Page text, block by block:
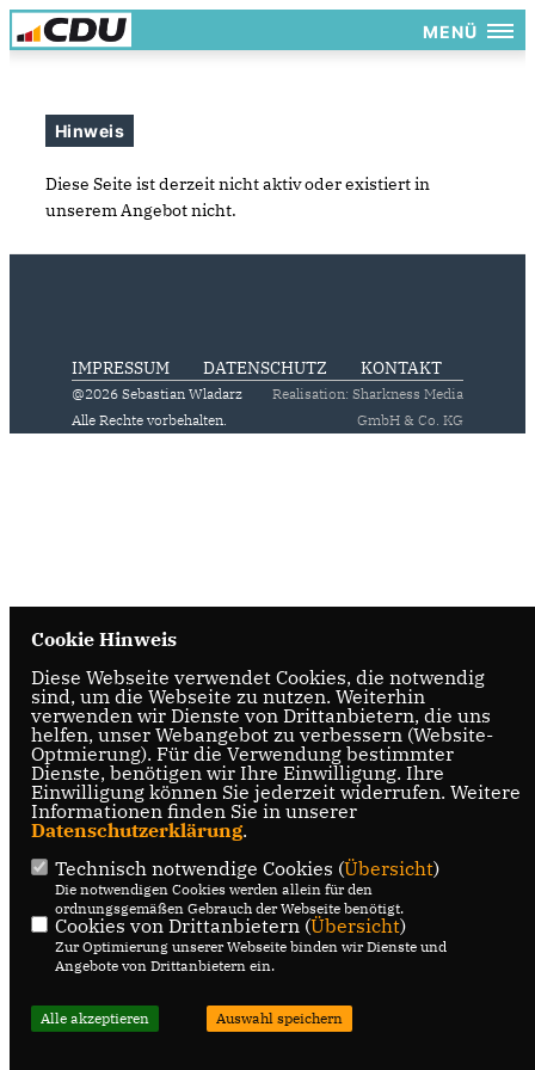
MENÜ
Hinweis
Diese Seite ist derzeit nicht aktiv oder existiert in
unserem Angebot nicht.
IMPRESSUM DATENSCHUTZ KONTAKT
@2026 Sebastian Wladarz
Alle Rechte vorbehalten.
Realisation: Sharkness Media
GmbH & Co. KG
Cookie Hinweis
Diese Webseite verwendet Cookies, die notwendig
sind, um die Webseite zu nutzen. Weiterhin
verwenden wir Dienste von Drittanbietern, die uns
helfen, unser Webangebot zu verbessern (Website-
Optmierung). Für die Verwendung bestimmter
Dienste, benötigen wir Ihre Einwilligung. Ihre
Einwilligung können Sie jederzeit widerrufen. Weitere
Informationen finden Sie in unserer
Datenschutzerklärung.
Technisch notwendige Cookies (Übersicht)
Die notwendigen Cookies werden allein für den
ordnungsgemäßen Gebrauch der Webseite benötigt.
Cookies von Drittanbietern (Übersicht)
Zur Optimierung unserer Webseite binden wir Dienste und
Angebote von Drittanbietern ein.
Alle akzeptieren Auswahl speichern